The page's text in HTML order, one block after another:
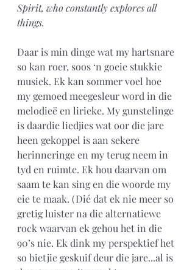
Spirit, who constantly explores all
things.
Daar is min dinge wat my hartsnare
so kan roer, soos ‘n goeie stukkie
musiek. Ek kan sommer voel hoe
my gemoed meegesleur word in die
melodieë en lirieke. My gunstelinge
is daardie liedjies wat oor die jare
heen gekoppel is aan sekere
herinneringe en my terug neem in
tyd en ruimte. Ek hou daarvan om
saam te kan sing en die woorde my
eie te maak. (Dié dat ek nie meer so
gretig luister na die alternatiewe
rock waarvan ek gehou het in die
90’s nie. Ek dink my perspektief het
so bietjie geskuif deur die jare...al is